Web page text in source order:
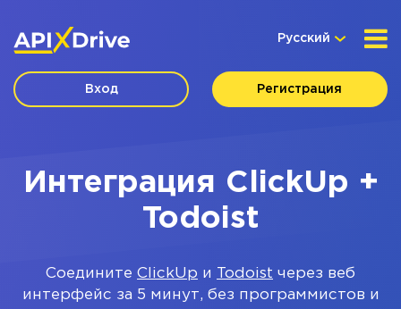
Русский
Вход Регистрация
Интеграция ClickUp +
Todoist
Соедините ClickUp и Todoist через веб
интерфейс за 5 минут, без программистов и